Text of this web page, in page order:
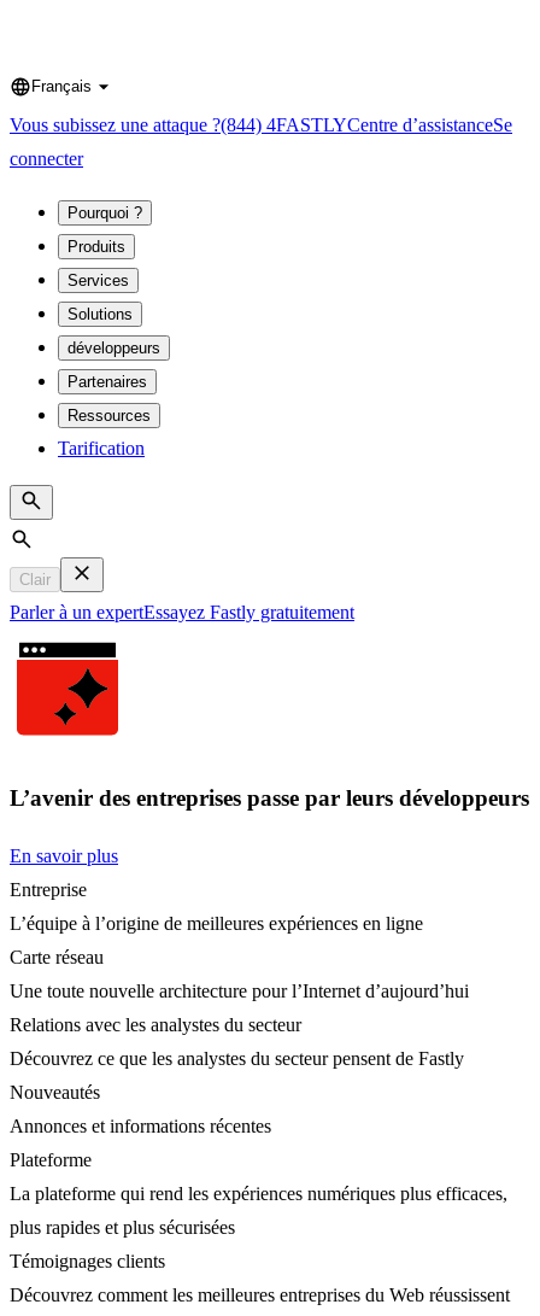
Language
Français
Vous subissez une attaque ?(844) 4FASTLYCentre d’assistanceSe
connecter
Pourquoi ?
Produits
Services
Solutions
développeurs
Partenaires
Ressources
Tarification
Search
Clair
Parler à un expertEssayez Fastly gratuitement
L’avenir des entreprises passe par leurs développeurs
En savoir plus
Entreprise
L’équipe à l’origine de meilleures expériences en ligne
Carte réseau
Une toute nouvelle architecture pour l’Internet d’aujourd’hui
Relations avec les analystes du secteur
Découvrez ce que les analystes du secteur pensent de Fastly
Nouveautés
Annonces et informations récentes
Plateforme
La plateforme qui rend les expériences numériques plus efficaces,
plus rapides et plus sécurisées
Témoignages clients
Découvrez comment les meilleures entreprises du Web réussissent